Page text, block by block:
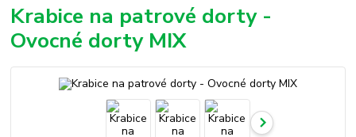
Krabice na patrové dorty -
Ovocné dorty MIX